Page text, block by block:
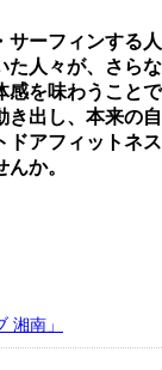
ーフィンする⼈
⼈々が、さら
を味わうことで
出し、本来の
アフィットネ
か。
湘南」